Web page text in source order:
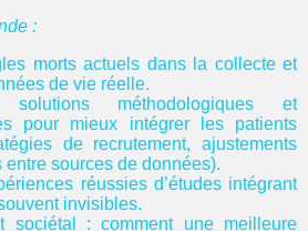
:
morts actuels dans la collecte et
de vie réelle.
méthodologiques et
pour mieux intégrer les patients
de recrutement, ajustements
sources de données).
réussies d’études intégrant
invisibles.
sociétal : comment une meilleure